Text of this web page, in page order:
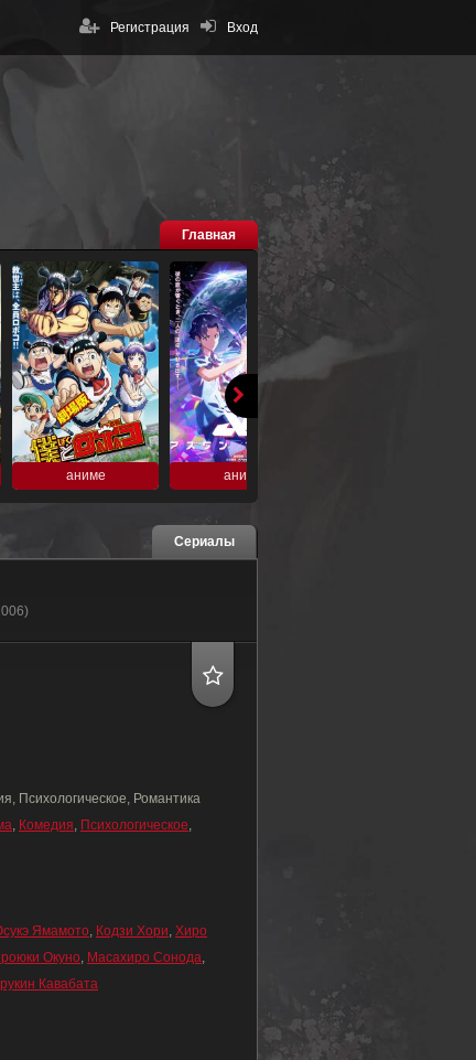
Вход
Регистрация
Главная
аниме аниме
Сериалы
Психологическое, Романтика
, Комедия, Психологическое,
Ямамото, Кодзи Хори, Хиро
Окуно, Масахиро Сонода,
Кавабата